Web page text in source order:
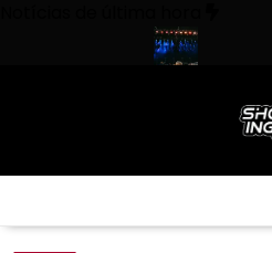
9 cuidados para